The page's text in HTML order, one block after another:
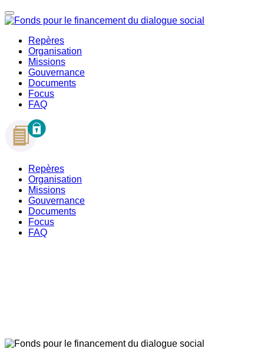
Repères
Organisation
Missions
Gouvernance
Documents
Focus
FAQ
Repères
Organisation
Missions
Gouvernance
Documents
Focus
FAQ